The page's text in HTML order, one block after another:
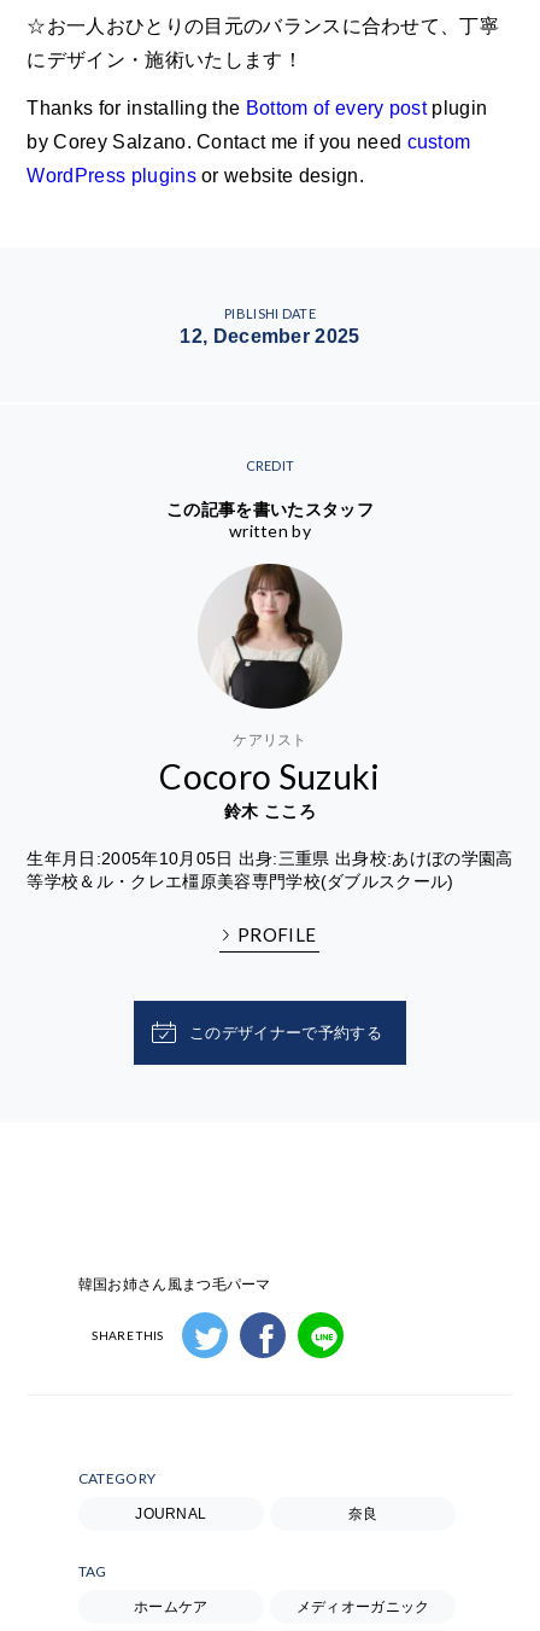
☆お一人おひとりの目元のバランスに合わせて、丁寧
にデザイン・施術いたします！
Thanks for installing the Bottom of every postplugin
by Corey Salzano. Contact me if you need custom
WordPress pluginsor website design.
PIBLISHI DATE
12, December 2025
CREDIT
この記事を書いたスタッフ
written by
ケアリスト
Cocoro Suzuki
鈴木 こころ
生年月日:2005年10月05日 出身:三重県 出身校:あけぼの学園高
等学校＆ル・クレエ橿原美容専門学校(ダブルスクール)
PROFILE
このデザイナーで予約する
韓国お姉さん風まつ毛パーマ
SHARE THIS
CATEGORY
JOURNAL 奈良
TAG
ホームケア メディオーガニック